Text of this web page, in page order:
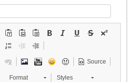
Source
Format Styles